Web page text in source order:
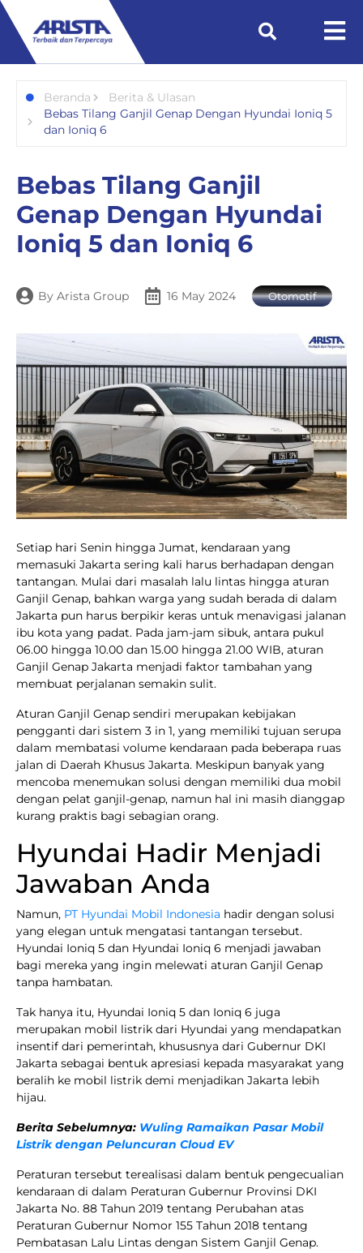
Beranda
Berita & Ulasan
Bebas Tilang Ganjil Genap Dengan Hyundai Ioniq 5
dan Ioniq 6
Bebas Tilang Ganjil
Genap Dengan Hyundai
Ioniq 5 dan Ioniq 6
By Arista Group 16 May 2024 Otomotif
Setiap hari Senin hingga Jumat, kendaraan yang
memasuki Jakarta sering kali harus berhadapan dengan
tantangan. Mulai dari masalah lalu lintas hingga aturan
Ganjil Genap, bahkan warga yang sudah berada di dalam
Jakarta pun harus berpikir keras untuk menavigasi jalanan
ibu kota yang padat. Pada jam-jam sibuk, antara pukul
06.00 hingga 10.00 dan 15.00 hingga 21.00 WIB, aturan
Ganjil Genap Jakarta menjadi faktor tambahan yang
membuat perjalanan semakin sulit.
Aturan Ganjil Genap sendiri merupakan kebijakan
pengganti dari sistem 3 in 1, yang memiliki tujuan serupa
dalam membatasi volume kendaraan pada beberapa ruas
jalan di Daerah Khusus Jakarta. Meskipun banyak yang
mencoba menemukan solusi dengan memiliki dua mobil
dengan pelat ganjil-genap, namun hal ini masih dianggap
kurang praktis bagi sebagian orang.
Hyundai Hadir Menjadi
Jawaban Anda
Namun, PT Hyundai Mobil Indonesia hadir dengan solusi
yang elegan untuk mengatasi tantangan tersebut.
Hyundai Ioniq 5 dan Hyundai Ioniq 6 menjadi jawaban
bagi mereka yang ingin melewati aturan Ganjil Genap
tanpa hambatan.
Tak hanya itu, Hyundai Ioniq 5 dan Ioniq 6 juga
merupakan mobil listrik dari Hyundai yang mendapatkan
insentif dari pemerintah, khususnya dari Gubernur DKI
Jakarta sebagai bentuk apresiasi kepada masyarakat yang
beralih ke mobil listrik demi menjadikan Jakarta lebih
hijau.
Berita Sebelumnya: Wuling Ramaikan Pasar Mobil
Listrik dengan Peluncuran Cloud EV
Peraturan tersebut terealisasi dalam bentuk pengecualian
kendaraan di dalam Peraturan Gubernur Provinsi DKI
Jakarta No. 88 Tahun 2019 tentang Perubahan atas
Peraturan Gubernur Nomor 155 Tahun 2018 tentang
Pembatasan Lalu Lintas dengan Sistem Ganjil Genap.